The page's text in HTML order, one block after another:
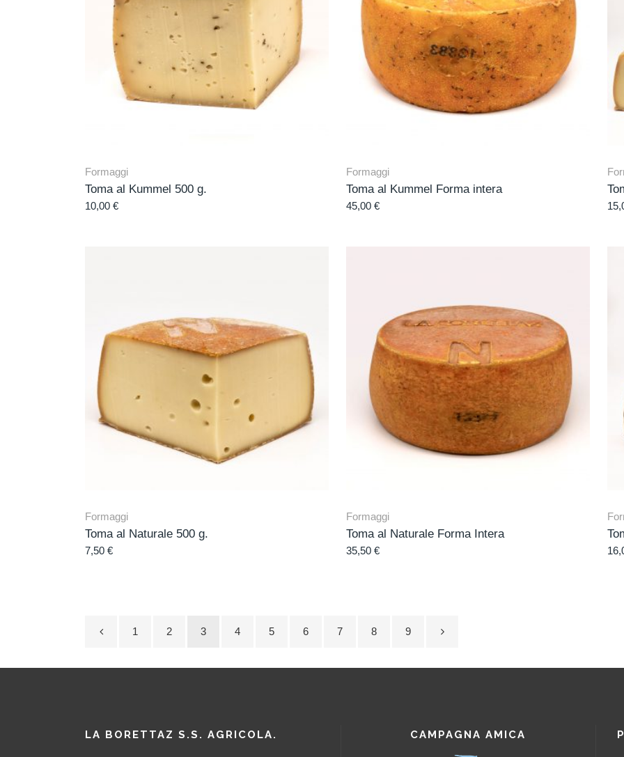
Formaggi
Toma al Kummel 500 g.
10,00 €
Formaggi
Toma al Kummel Forma intera
45,00 €
Formaggi
Toma al Naturale 500 g.
7,50 €
Formaggi
Toma al Naturale Forma Intera
35,50 €
1 2 3 4 5 6 7 8 9
LA BORETTAZ S.S. AGRICOLA. CAMPAGNA AMICA